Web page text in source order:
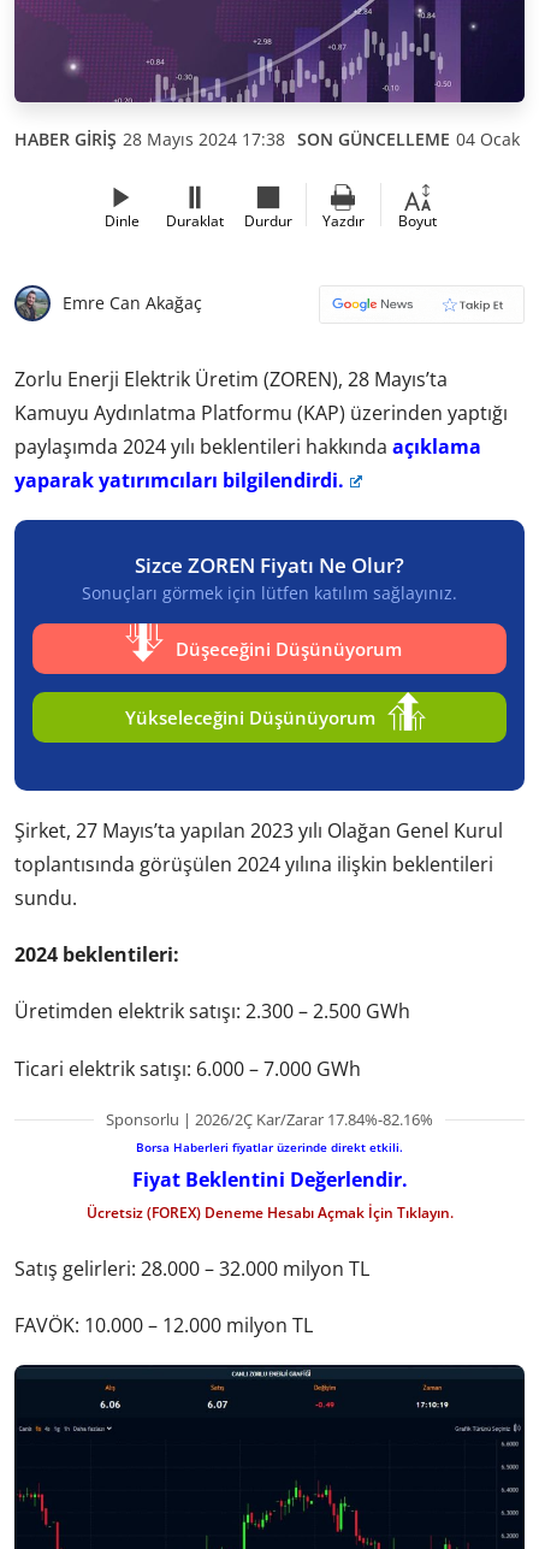
HABER GİRİŞ 28 Mayıs 2024 17:38 SON GÜNCELLEME 04 Ocak
Dinle Duraklat Durdur Yazdır Boyut
Emre Can Akağaç
Zorlu Enerji Elektrik Üretim (ZOREN), 28 Mayıs’ta
Kamuyu Aydınlatma Platformu (KAP) üzerinden yaptığı
paylaşımda 2024 yılı beklentileri hakkında açıklama
yaparak yatırımcıları bilgilendirdi.
Sizce ZOREN Fiyatı Ne Olur?
Sonuçları görmek için lütfen katılım sağlayınız.
Düşeceğini Düşünüyorum
Yükseleceğini Düşünüyorum
Şirket, 27 Mayıs’ta yapılan 2023 yılı Olağan Genel Kurul
toplantısında görüşülen 2024 yılına ilişkin beklentileri
sundu.
2024 beklentileri:
Üretimden elektrik satışı: 2.300 – 2.500 GWh
Ticari elektrik satışı: 6.000 – 7.000 GWh
Sponsorlu | 2026/2Ç Kar/Zarar 17.84%-82.16%
Borsa Haberleri fiyatlar üzerinde direkt etkili.
Fiyat Beklentini Değerlendir.
Ücretsiz (FOREX) Deneme Hesabı Açmak İçin Tıklayın.
Satış gelirleri: 28.000 – 32.000 milyon TL
FAVÖK: 10.000 – 12.000 milyon TL